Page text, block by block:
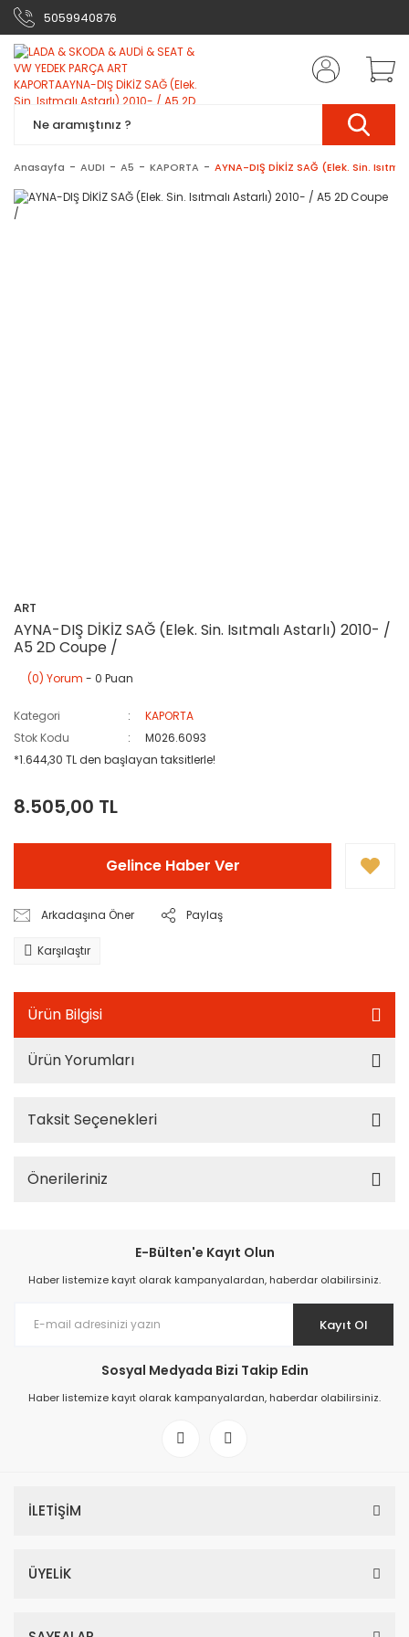
5059940876
Anasayfa AUDI A5 KAPORTA AYNA-DIŞ DİKİZ SAĞ (Elek. Sin.
ART
AYNA-DIŞ DİKİZ SAĞ (Elek. Sin. Isıtmalı Astarlı) 2010- /
A5 2D Coupe /
(0) Yorum - 0 Puan
Kategori
KAPORTA
Stok Kodu
M026.6093
*1.644,30 TL den başlayan taksitlerle!
8.505,00 TL
Gelince Haber Ver
Arkadaşına Öner Paylaş
Karşılaştır
Ürün Bilgisi
Ürün Yorumları
Taksit Seçenekleri
Önerileriniz
E-Bülten'e Kayıt Olun
Haber listemize kayıt olarak kampanyalardan, haberdar olabilirsiniz.
Kayıt Ol
Sosyal Medyada Bizi Takip Edin
Haber listemize kayıt olarak kampanyalardan, haberdar olabilirsiniz.
İLETİŞİM
ÜYELİK